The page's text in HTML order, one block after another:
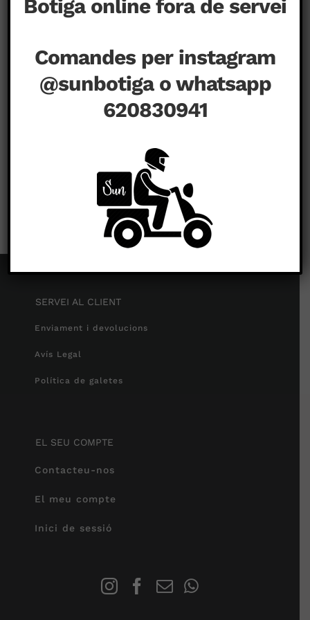
SERVEI AL CLIENT
Enviament i devolucions
Avís Legal
Política de galetes
EL SEU COMPTE
Contacteu-nos
El meu compte
Inici de sessió
Botiga online fora de servei
Comandes per instagram
@sunbotiga o whatsapp
620830941